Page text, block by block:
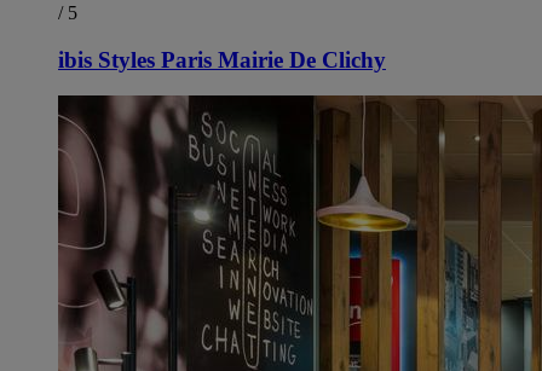
/ 5
ibis Styles Paris Mairie De Clichy